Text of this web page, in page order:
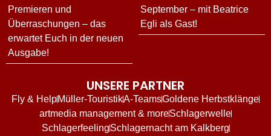
Premieren und
Überraschungen – das
erwartet Euch in der neuen
Ausgabe!
September – mit Beatrice
Egli als Gast!
UNSERE PARTNER
Fly & HelpMüller-TouristikA-TeamsGoldene Herbstklänge
artmedia management & moreSchlagerwelle
SchlagerfeelingSchlagernacht am Kalkberg